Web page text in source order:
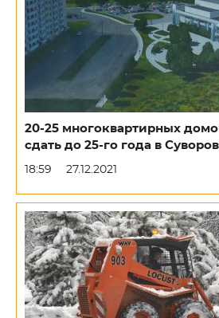
20-25 многоквартирных
сдать до 25-го года в
18:59 27.12.2021